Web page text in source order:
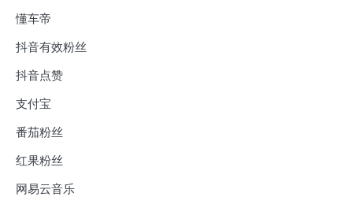
懂车帝
抖音有效粉丝
抖音点赞
支付宝
番茄粉丝
红果粉丝
网易云音乐